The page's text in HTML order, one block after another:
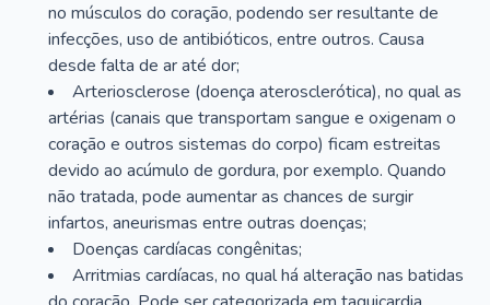
no músculos do coração, podendo ser resultante de
infecções, uso de antibióticos, entre outros. Causa
desde falta de ar até dor;
Arteriosclerose (doença aterosclerótica), no qual as
artérias (canais que transportam sangue e oxigenam o
coração e outros sistemas do corpo) ficam estreitas
devido ao acúmulo de gordura, por exemplo. Quando
não tratada, pode aumentar as chances de surgir
infartos, aneurismas entre outras doenças;
Doenças cardíacas congênitas;
Arritmias cardíacas, no qual há alteração nas batidas